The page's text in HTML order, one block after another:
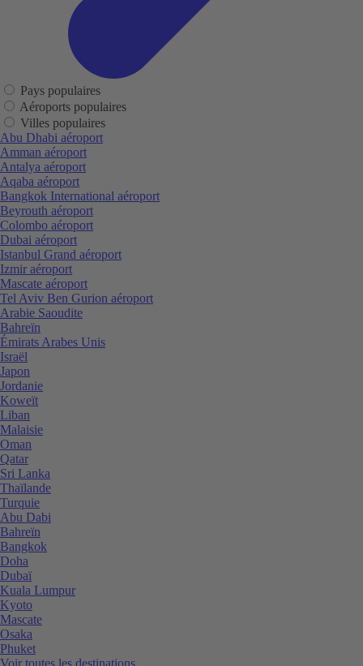
Pays populaires
Aéroports populaires
Villes populaires
Abu Dhabi aéroport
Amman aéroport
Antalya aéroport
Aqaba aéroport
Bangkok International aéroport
Beyrouth aéroport
Colombo aéroport
Dubai aéroport
Istanbul Grand aéroport
Izmir aéroport
Mascate aéroport
Tel Aviv Ben Gurion aéroport
Arabie Saoudite
Bahreïn
Émirats Arabes Unis
Israël
Japon
Jordanie
Koweït
Liban
Malaisie
Oman
Qatar
Sri Lanka
Thaïlande
Turquie
Abu Dabi
Bahreïn
Bangkok
Doha
Dubaï
Kuala Lumpur
Kyoto
Mascate
Osaka
Phuket
Voir toutes les destinations